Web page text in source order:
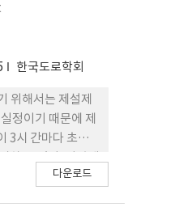
한국도로학회
위해서는 제설제
정이기 때문에 제
3시 간마다 초기
도로에 잔존하고
다운로드